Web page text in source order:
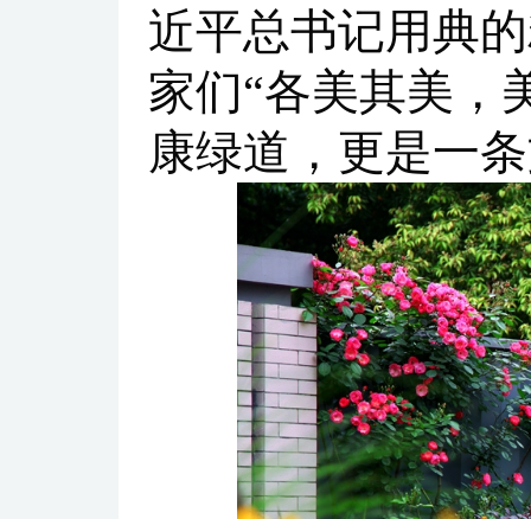
近平总书记用典
家们“各美其美，
康绿道，更是一